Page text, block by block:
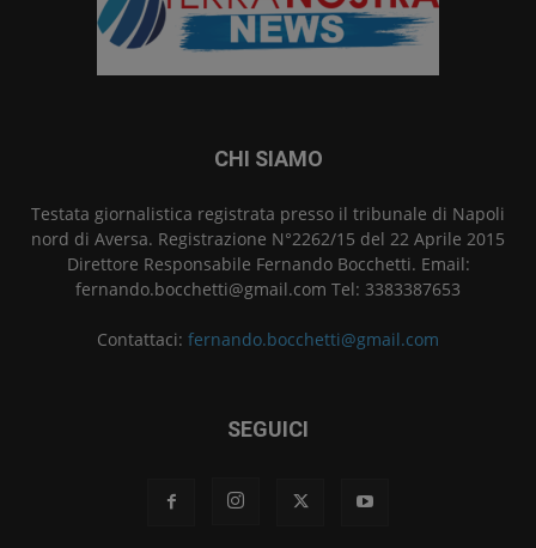
CHI SIAMO
Testata giornalistica registrata presso il tribunale di Napoli
nord di Aversa. Registrazione N°2262/15 del 22 Aprile 2015
Direttore Responsabile Fernando Bocchetti. Email:
fernando.bocchetti@gmail.com Tel: 3383387653
Contattaci: fernando.bocchetti@gmail.com
SEGUICI